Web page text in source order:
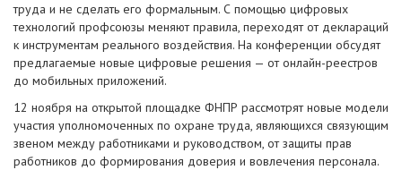
труда и не сделать его формальным. С помощью цифровых
технологий профсоюзы меняют правила, переходят от деклараций
к инструментам реального воздействия. На конференции обсудят
предлагаемые новые цифровые решения — от онлайн-реестров
до мобильных приложений.
12 ноября на открытой площадке ФНПР рассмотрят новые модели
участия уполномоченных по охране труда, являющихся связующим
звеном между работниками и руководством, от защиты прав
работников до формирования доверия и вовлечения персонала.